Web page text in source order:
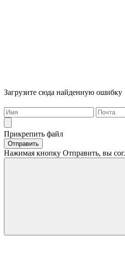
Загрузите сюда найденную ошибку
Прикрепить файл
Отправить
Нажимая кнопку Отправить, вы